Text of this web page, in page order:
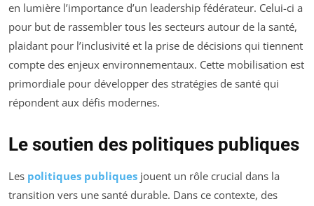
en lumière l’importance d’un leadership fédérateur. Celui-ci a
pour but de rassembler tous les secteurs autour de la santé,
plaidant pour l’inclusivité et la prise de décisions qui tiennent
compte des enjeux environnementaux. Cette mobilisation est
primordiale pour développer des stratégies de santé qui
répondent aux défis modernes.
Le soutien des politiques publiques
Les politiques publiques jouent un rôle crucial dans la
transition vers une santé durable. Dans ce contexte, des